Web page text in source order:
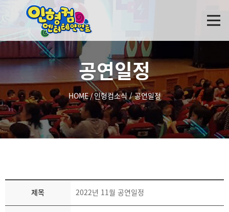
공연일정
HOME/인형컴소식/공연일정
제목 2022년 11월 공연일정